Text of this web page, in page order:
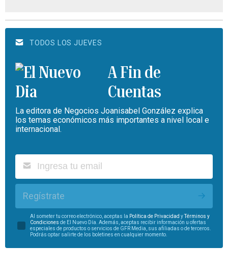
TODOS LOS JUEVES
A Fin de
Cuentas
La editora de Negocios Joanisabel González explica
los temas económicos más importantes a nivel local e
internacional.
Regístrate
Al someter tu correo electrónico, aceptas la Política de Privacidad yTérminos y
Condiciones de El Nuevo Día. Además, aceptas recibir información u ofertas
especiales de productos o servicios de GFR Media, sus afiliadas o de terceros.
Podrás optar salirte de los boletines en cualquier momento.